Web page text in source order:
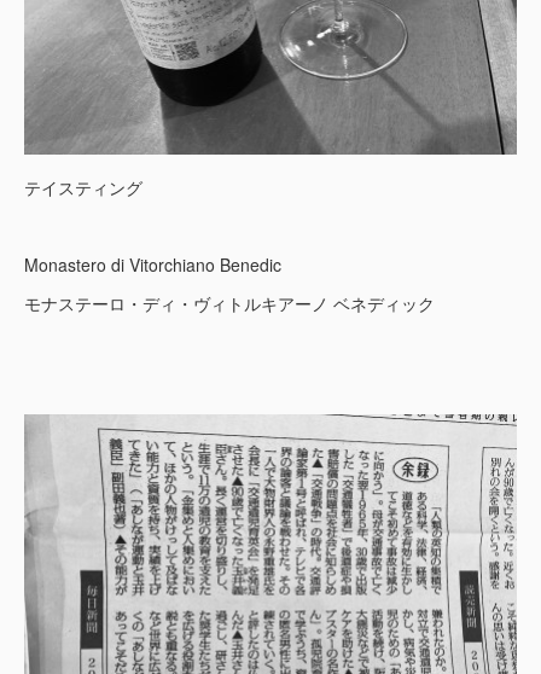
テイスティング
Monastero di Vitorchiano Benedic
モナステーロ・ディ・ヴィトルキアーノ ベネディック